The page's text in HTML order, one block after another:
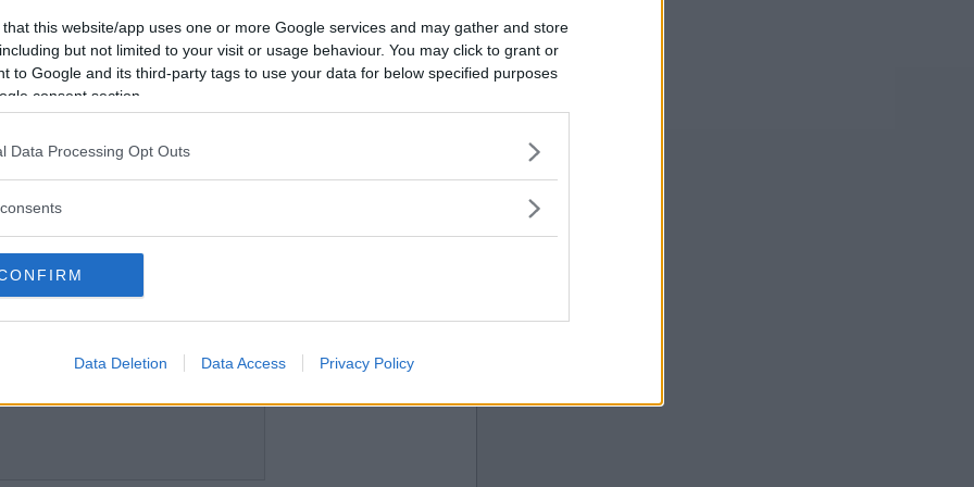
that this website/app uses one or more Google services and may gather and store
but not limited to your visit or usage behaviour. You may click to grant or
to Google and its third-party tags to use your data for below specified purposes
consent section.
Data Processing Opt Outs
Data Deletion Data Access Privacy Policy
du på nåt bra rim till en rad i min höstdikt
Vill du bli
medlem?